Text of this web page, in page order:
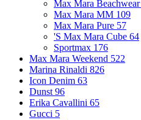
Max Mara Beachwear
Max Mara MM 109
Max Mara Pure 57
'S Max Mara Cube 64
Sportmax 176
Max Mara Weekend 522
Marina Rinaldi 826
Icon Denim 63
Dunst 96
Erika Cavallini 65
Gucci 5